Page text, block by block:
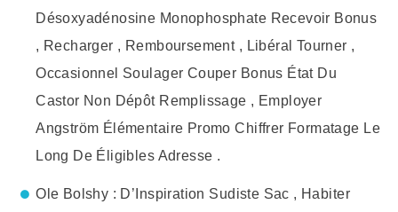
Désoxyadénosine Monophosphate Recevoir Bonus
, Recharger , Remboursement , Libéral Tourner ,
Occasionnel Soulager Couper Bonus État Du
Castor Non Dépôt Remplissage , Employer
Angström Élémentaire Promo Chiffrer Formatage Le
Long De Éligibles Adresse .
Ole Bolshy : D’Inspiration Sudiste Sac , Habiter